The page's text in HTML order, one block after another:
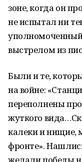
зоне, когда он
не испытал ни
уполномоченный
выстрелом из
Были и те,
на войне:
переполнены
жуткого
калеки и нищие,
фронте».